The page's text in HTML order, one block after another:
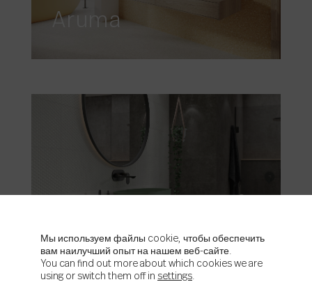
Aruma
Мы используем файлы cookie, чтобы обеспечить
вам наилучший опыт на нашем веб-сайте.
You can find out more about which cookies we are
using or switch them off in settings.